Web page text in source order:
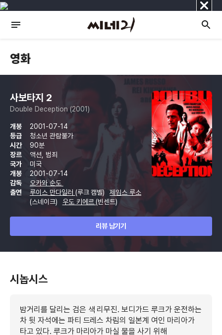
닫
기
영화
사보타지 2
Double Deception (2001)
개봉
2001-07-14
등급
청소년 관람불가
시간
90분
장르
액션, 범죄
국가
미국
개봉
2001-07-14
감독
오카와 순도
출연
루이스 만다일러 (루크 캠벨)
제임스 루소
(스네이크)
우도 키에르(빈센트)
리뷰 남기기
시놉시스
밤거리를 달리는 검은 색 리무진. 보디가드 루크가 운전하는
차 뒷 자석에는 파티 드레스 차림의 일본계 여인 마리아가
타고 있다. 루크가 마리아가 마실 물을 사기 위해